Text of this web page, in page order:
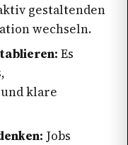
gestaltenden
wechseln.
Es
klare
Jobs